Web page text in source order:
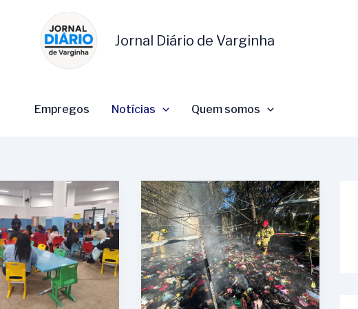
Jornal Diário de Varginha
Empregos Notícias Quem somos